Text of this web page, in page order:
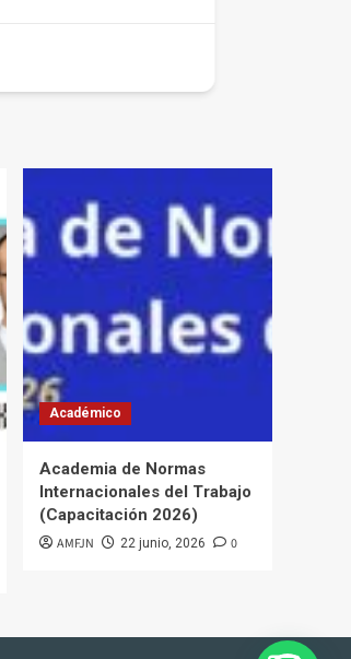
Académico
Academia de Normas
Internacionales del Trabajo
(Capacitación 2026)
AMFJN 22 junio, 2026 0